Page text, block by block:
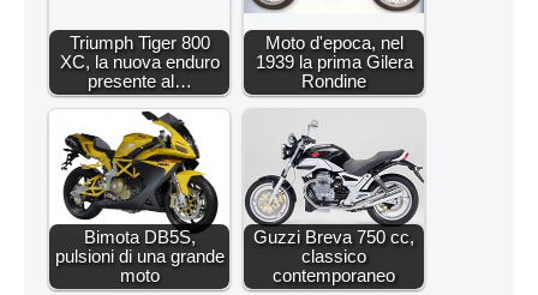
Triumph Tiger 800
XC, la nuova enduro
presente al…
Moto d'epoca, nel
1939 la prima Gilera
Rondine
Bimota DB5S,
pulsioni di una grande
moto
Guzzi Breva 750 cc,
classico
contemporaneo